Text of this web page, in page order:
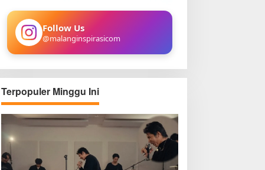
Follow Us
@malanginspirasicom
Terpopuler Minggu Ini